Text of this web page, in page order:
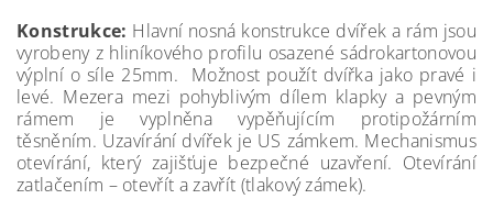
Konstrukce: Hlavní nosná konstrukce dvířek a rám jsou
vyrobeny z hliníkového profilu osazené sádrokartonovou
výplní o síle 25mm. Možnost použít dvířka jako pravé i
levé. Mezera mezi pohyblivým dílem klapky a pevným
rámem je vyplněna vypěňujícím protipožárním
těsněním. Uzavírání dvířek je US zámkem. Mechanismus
otevírání, který zajišťuje bezpečné uzavření. Otevírání
zatlačením – otevřít a zavřít (tlakový zámek).